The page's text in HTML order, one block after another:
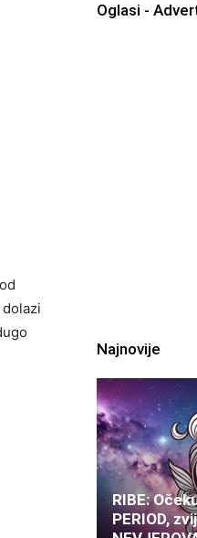
Oglasi -
Najnovije
RIBE:
PERIOD,